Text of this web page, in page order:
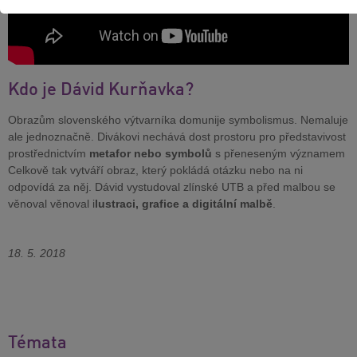
Kdo je Dávid Kurňavka?
Obrazům slovenského výtvarníka domunije symbolismus. Nemaluje
ale jednoznačně. Divákovi nechává dost prostoru pro představivost
prostřednictvím metafor nebo symbolů s přeneseným významem
Celkově tak vytváří obraz, který pokládá otázku nebo na ni
odpovídá za něj. Dávid vystudoval zlínské UTB a před malbou se
věnoval věnoval ilustraci, grafice a digitální malbě
18. 5. 2018
Témata